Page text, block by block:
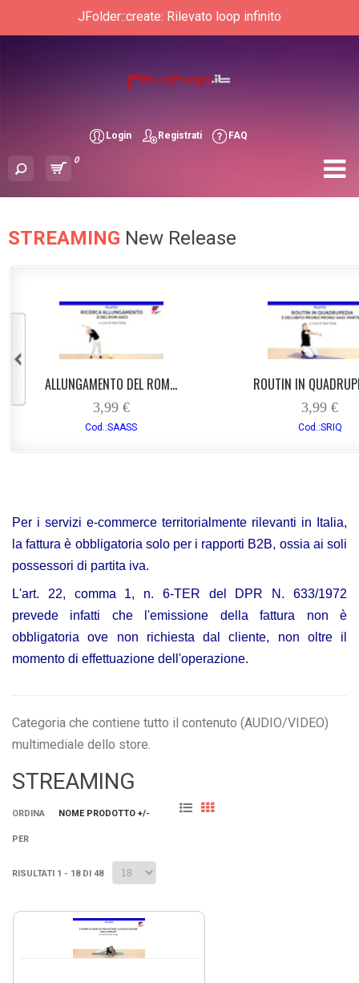
JFolder::create: Rilevato loop infinito
Login Registrati FAQ
0
STREAMING New Release
ALLUNGAMENTO DEL ROM...
3,99 €
Cod.:SAASS
ROUTIN IN
3,99 €
Cod.:SRIQ
Per i servizi e-commerce territorialmente rilevanti in Italia,
la fattura è obbligatoria solo per i rapporti B2B, ossia ai soli
possessori di partita iva.
L'art. 22, comma 1, n. 6-TER del DPR N. 633/1972
prevede infatti che l'emissione della fattura non è
obbligatoria ove non richiesta dal cliente, non oltre il
momento di effettuazione dell'operazione.
Categoria che contiene tutto il contenuto (AUDIO/VIDEO)
multimediale dello store.
STREAMING
ORDINA
PER
NOME PRODOTTO +/-
RISULTATI 1 - 18 DI 48